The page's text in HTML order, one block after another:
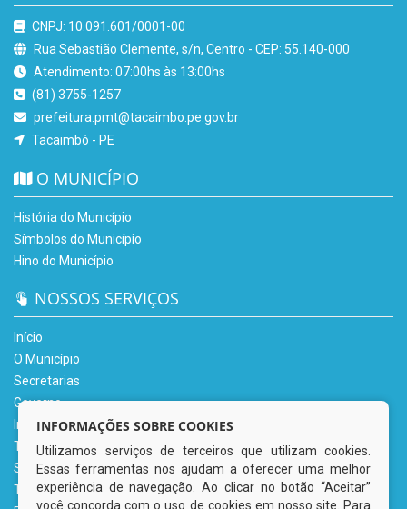
CNPJ: 10.091.601/0001-00
Rua Sebastião Clemente, s/n, Centro - CEP: 55.140-000
Atendimento: 07:00hs às 13:00hs
(81) 3755-1257
prefeitura.pmt@tacaimbo.pe.gov.br
Tacaimbó - PE
O MUNICÍPIO
História do Município
Símbolos do Município
Hino do Município
NOSSOS SERVIÇOS
Início
O Município
Secretarias
Governo
Informe-se
Transparência
Serviços Digitais
Tributário
INFORMAÇÕES SOBRE COOKIES
Utilizamos serviços de terceiros que utilizam cookies.
Essas ferramentas nos ajudam a oferecer uma melhor
experiência de navegação. Ao clicar no botão “Aceitar”
você concorda com o uso de cookies em nosso site. Para